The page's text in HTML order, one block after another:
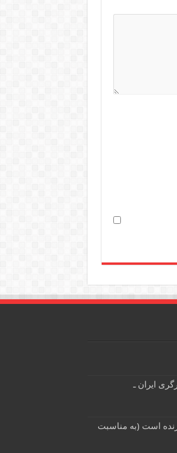
کارگری ایران ـ
است (به مناسبت